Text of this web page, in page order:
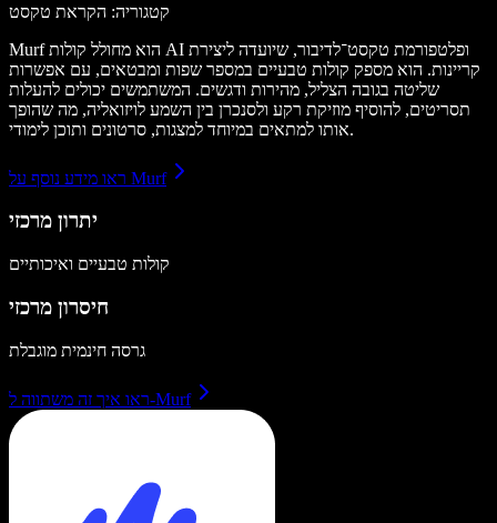
קטגוריה: הקראת טקסט
Murf הוא מחולל קולות AI ופלטפורמת טקסט־לדיבור, שיועדה ליצירת
קריינות. הוא מספק קולות טבעיים במספר שפות ומבטאים, עם אפשרות
שליטה בגובה הצליל, מהירות ודגשים. המשתמשים יכולים להעלות
תסריטים, להוסיף מוזיקת רקע ולסנכרן בין השמע לויזואליה, מה שהופך
אותו למתאים במיוחד למצגות, סרטונים ותוכן לימודי.
ראו מידע נוסף על Murf
יתרון מרכזי
קולות טבעיים ואיכותיים
חיסרון מרכזי
גרסה חינמית מוגבלת
ראו איך זה משתווה ל-Murf